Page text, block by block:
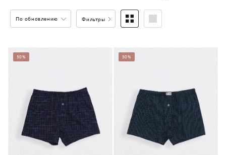
По обновлению Фильтры
50% 50%